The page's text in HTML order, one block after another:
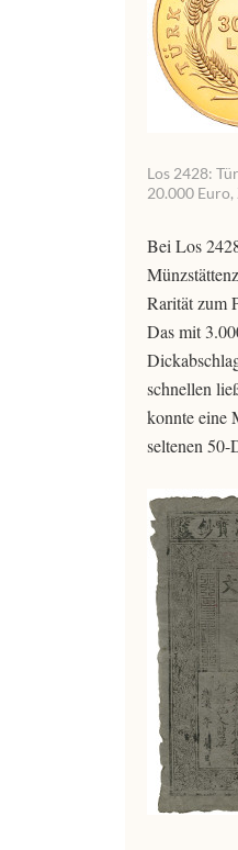
Los 2428:
20.000
Bei Los
Rarität zum
Das mit
schnellen
konnte eine
seltenen 50-